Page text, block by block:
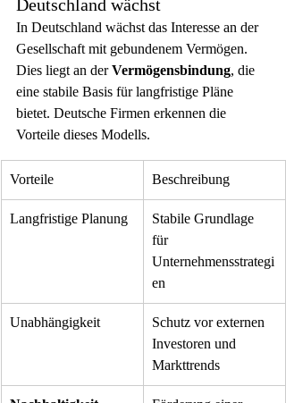
Deutschland wächst
In Deutschland wächst das Interesse an der
Gesellschaft mit gebundenem Vermögen.
Dies liegt an der Vermögensbindung, die
eine stabile Basis für langfristige Pläne
bietet. Deutsche Firmen erkennen die
Vorteile dieses Modells.
Vorteile Beschreibung
Langfristige Planung
Stabile Grundlage
für
Unternehmensstrategi
en
Unabhängigkeit
Schutz vor externen
Investoren und
Markttrends